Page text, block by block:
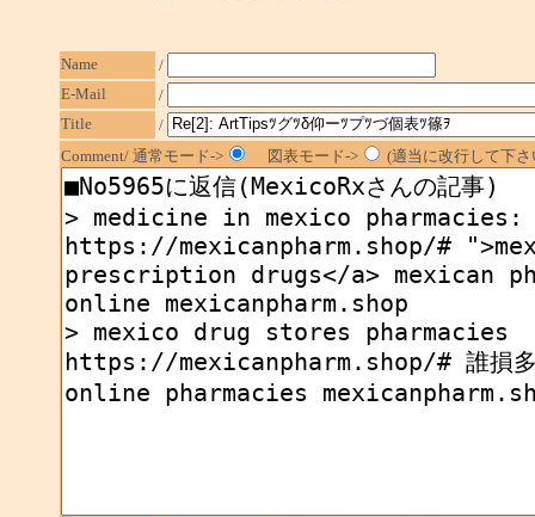
Name
/
E-Mail
/
Title
/
Comment/ 通常モード->
図表モード-> (適当に改行して下